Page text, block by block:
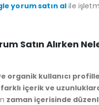
yorum satın al ile
Satın Alırken
organik kullanıcı
farklı içerik ve
zaman içerisinde